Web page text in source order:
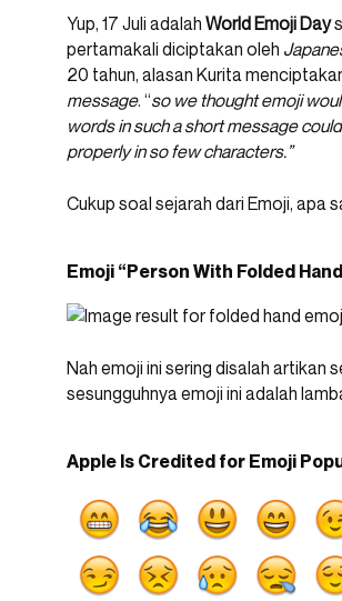
Yup, 17 Juli adalah World Emoji Day
pertamakali diciptakan oleh
20 tahun, alasan Kurita
message. “so we thought emoji
words in such a short message
properly in so few characters.”
Cukup soal sejarah dari Emoji, apa
Emoji “Person With Folded
Nah emoji ini sering disalah artikan
sesungguhnya emoji ini adalah
Apple Is Credited for Emoji